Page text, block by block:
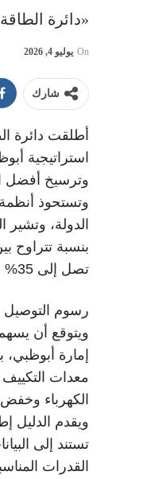
«دائرة
On يوليو 4, 2026
شارك
أطلقت دائرة
وترسيخ أفضل
الدولة،
تصل إلى 35% من تكاليف أنظمة التكييف المركّبة.
رسوم التوصيل
ويتوقع أن
الكهرباء وخفض
ويقدم الدليل
تستند إلى
القدرات